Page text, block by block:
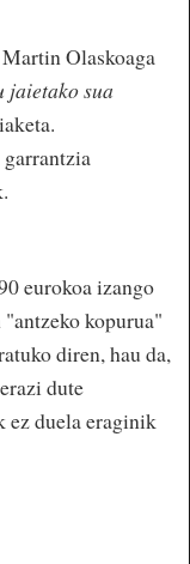
Olaskoaga
jaietako sua
eurokoa izango
"antzeko kopurua"
diren, hau da,
dute
ez duela eraginik